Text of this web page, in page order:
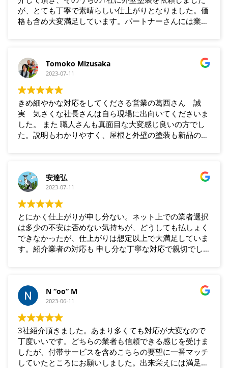
が、とても丁寧で素晴らしい仕上がりとなりました。価
格も含め大変満足しています。パートナーさんには業者
Tomoko Mizusaka
2023-07-11
きめ細やかな対応をしてくださる営業の葛西さん 誠
実 気さくな社長さんは自ら現場に出向いてくださいま
した。 また 職人さんも真面目な大変感じ良いの方でし
た。説明もわかりやすく、屋根と外壁の塗装も新品のよ
ました。安達弘
2023-07-11
とにかく仕上がりが申し分ない。ネット上での業者選択
は多少の不安は否めない気持ちが、どうしても払しょく
できなかったが、仕上がりは想定以上で大満足していま
す。紹介業者の対応も 申し分な丁寧な対応で親切でし
N “oo” M
2023-06-11
3社紹介頂きました。あまり多くても対応が大変なので
丁度いいです。どちらの業者も信頼できる感じを受けま
したが、付帯サービスを含めこちらの要望に一番マッチ
していたところにお願いしました。出来栄えには満足し